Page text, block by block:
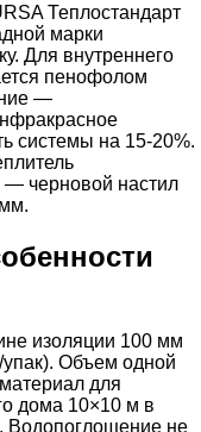
Теплостандарт
марки
Для внутреннего
пенофолом
—
системы на 15-20%.
— черновой настил
изоляции 100 мм
упак). Объем одной
для
дома 10×10 м в
Водопоглощение не